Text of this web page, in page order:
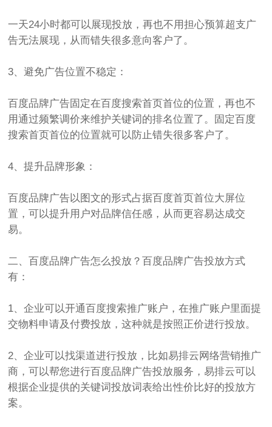
一天24小时都可以展现投放，再也不用担心预算超支广
告无法展现，从而错失很多意向客户了。
3、避免广告位置不稳定：
百度品牌广告固定在百度搜索首页首位的位置，再也不
用通过频繁调价来维护关键词的排名位置了。固定百度
搜索首页首位的位置就可以防止错失很多客户了。
4、提升品牌形象：
百度品牌广告以图文的形式占据百度首页首位大屏位
置，可以提升用户对品牌信任感，从而更容易达成交
易。
二、百度品牌广告怎么投放？百度品牌广告投放方式
有：
1、企业可以开通百度搜索推广账户，在推广账户里面提
交物料申请及付费投放，这种就是按照正价进行投放。
2、企业可以找渠道进行投放，比如易排云网络营销推广
商，可以帮您进行百度品牌广告投放服务，易排云可以
根据企业提供的关键词投放词表给出性价比好的投放方
案。